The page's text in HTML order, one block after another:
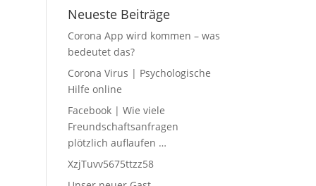
Neueste Beiträge
Corona App wird kommen – was
bedeutet das?
Corona Virus | Psychologische
Hilfe online
Facebook | Wie viele
Freundschaftsanfragen
plötzlich auflaufen …
XzjTuvv5675ttzz58